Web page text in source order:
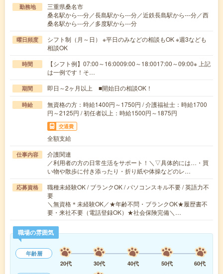
勤務地
三重県桑名市
桑名駅から---分／長島駅から---分／近鉄長島駅から---分／西
桑名駅から---分／多度駅から---分
曜日頻度
シフト制（月～日） ※平日のみなどの相談もOK ※週3なども
相談OK
時間
【シフト例】07:00～16:0009:00～18:0017:00～09:00※ 上記
は一例です！そ…
期間 即日～2ヶ月以上 ■開始日の相談OK！
時給
無資格の方：時給1400円～1750円 / 介護福祉士：時給1700
円～2125円 / 初任者以上：時給1500円～1875円
交通費
全額支給
仕事内容
介護関連
／利用者の方の日常生活をサポート！＼▽具体的には…・買
い物や散歩に付き添ったり・折り紙や体操などのレ…
応募資格
職種未経験OK / ブランクOK / パソコンスキル不要 / 英語力不
要
＼無資格＊未経験OK／★年齢不問・ブランクOK★履歴書不
要・来社不要（電話登録OK）★社会保険完備＼…
職場の雰囲気
年齢層
20代
30代 40代 50代
60代